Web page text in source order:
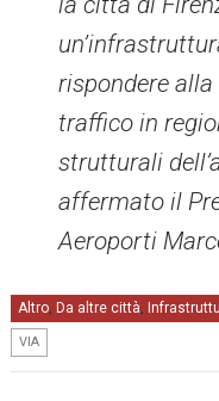
rispondere
traffico in
strutturali
affermato il
Aeroporti
Altro, Da altre città,
VIA